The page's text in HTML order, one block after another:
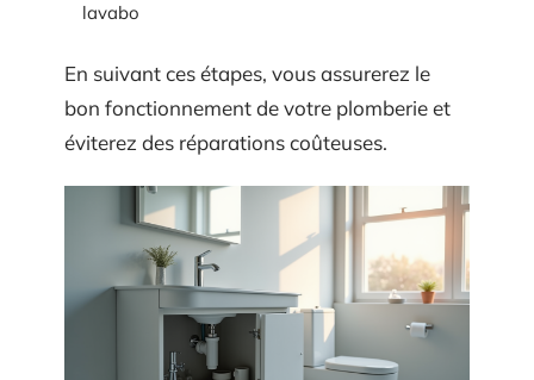
lavabo
En suivant ces étapes, vous assurerez le
bon fonctionnement de votre plomberie et
éviterez des réparations coûteuses.